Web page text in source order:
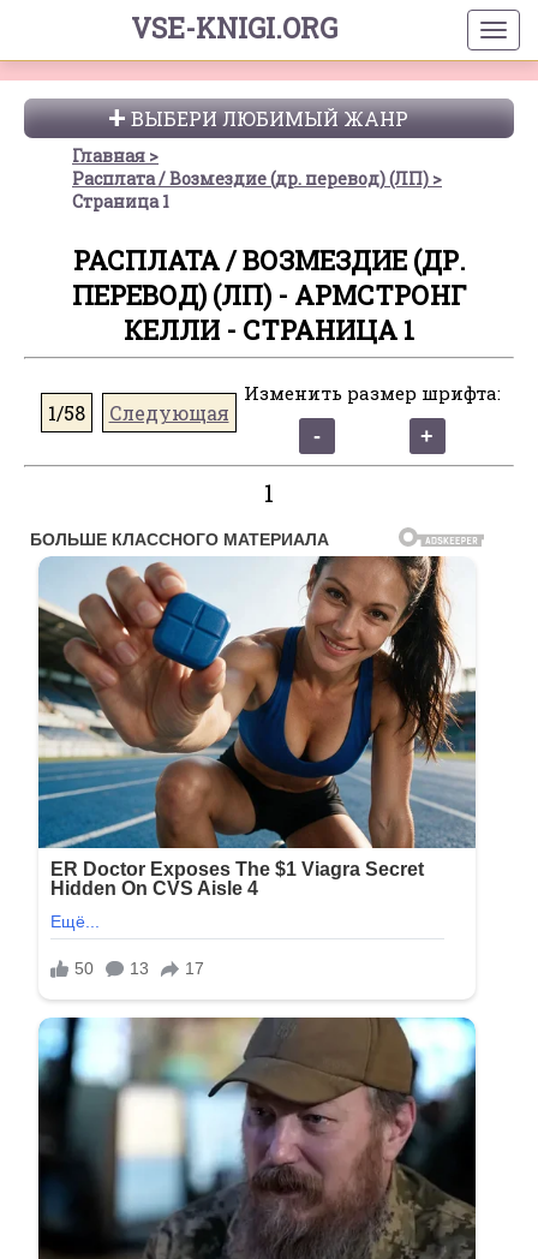
VSE-KNIGI.ORG
ВЫБЕРИ ЛЮБИМЫЙ ЖАНР
Главная
Расплата / Возмездие (др. перевод) (ЛП)
Страница 1
РАСПЛАТА / ВОЗМЕЗДИЕ (ДР.
ПЕРЕВОД) (ЛП) - АРМСТРОНГ
КЕЛЛИ - СТРАНИЦА 1
1/58 Следующая
Изменить размер шрифта:
1